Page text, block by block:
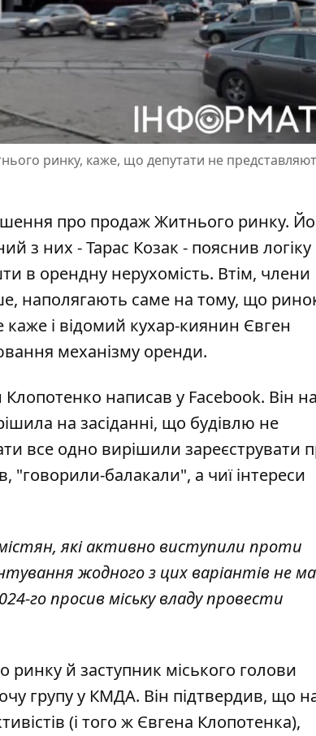
ринку, каже, що депутати не
про продаж Житнього ринку.
з них - Тарас Козак - пояснив
в орендну нерухомість. Втім, члени
наполягають саме на тому, що
і відомий кухар-киянин Євген
механізму оренди.
Клопотенко написав у Facebook. Він
на засіданні, що будівлю не
все одно вирішили зареєструвати
балакали", а чиї інтереси
які активно виступили проти
жодного з цих варіантів не
го просив міську владу провести
ринку й заступник міського голови
групу у КМДА. Він підтвердив, що
(і того ж Євгена Клопотенка),